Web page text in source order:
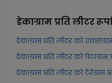
डेकाग्राम प्रति लीटर
डेकाग्राम प्रति लीटर को
डेकाग्राम प्रति लीटर को
डेकाग्राम प्रति लीटर को टेरेग्राम